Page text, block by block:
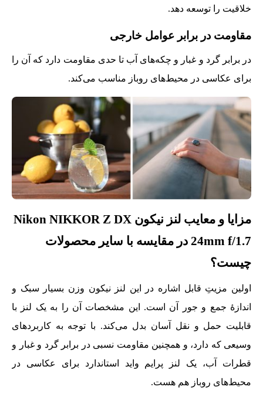
خلاقیت را توسعه دهد.
مقاومت در برابر عوامل خارجی
در برابر گرد و غبار و چکه‌های آب تا حدی مقاومت دارد که آن را
برای عکاسی در محیط‌های روباز مناسب می‌کند.
مزایا و معایب لنز نیکون Nikon NIKKOR Z DX
24mm f/1.7 در مقایسه با سایر محصولات
چیست؟
اولین مزیتِ قابل اشاره در این لنز نیکون وزن بسیار سبک و
اندازۀ جمع و جور آن است. این مشخصات آن را به یک لنز با
قابلیت حمل و نقل آسان بدل می‌کند. با توجه به کاربردهای
وسیعی که دارد، و همچنین مقاومت نسبی در برابر گرد و غبار و
قطرات آب، یک لنز پرایم واید استاندارد برای عکاسی در
محیط‌های روباز هم هست.